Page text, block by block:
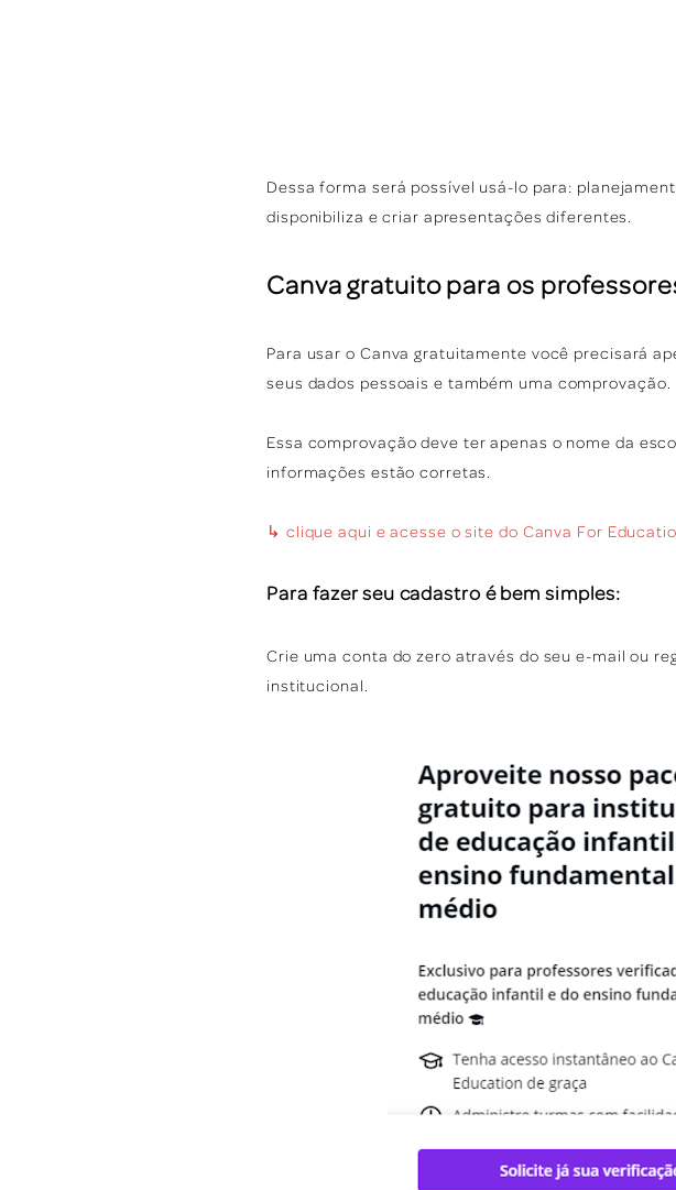
Dessa forma será possível usá-lo para:
disponibiliza e criar apresentações diferentes.
Canva gratuito para os
Para usar o Canva gratuitamente você precisará
seus dados pessoais e também uma comprovação.
Essa comprovação deve ter apenas o nome da
informações estão corretas.
↳ clique aqui e acesse o site do Canva For
Para fazer seu cadastro é bem simples:
Crie uma conta do zero através do seu e-mail ou
institucional.